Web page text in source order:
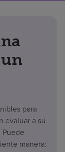
para
evaluar a su
manera: